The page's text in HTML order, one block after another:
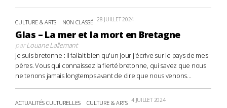
CULTURE & ARTS NON CLASSÉ 28 JUILLET 2024
Glas – La mer et la mort en Bretagne
parLouane Lallemant
Je suis bretonne : il fallait bien qu'un jour j'écrive sur le pays de mes
pères. Vous qui connaissez la fierté bretonne, qui savez que nous
ne tenons jamais longtemps avant de dire que nous venons...
ACTUALITÉS CULTURELLES CULTURE & ARTS 4 JUILLET 2024